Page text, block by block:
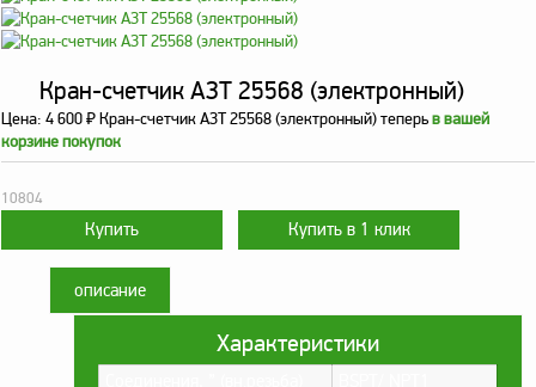
Погружные насосы к
ТРК и ГРК
Запасные части к ТРК
и ГРК
Электронное
ТОПАЗ
Пульты управления,
контроллеры
Устройства громкой
Кран-счетчик АЗТ 25568 (электронный)
Цена: 4 600₽Кран-счетчик АЗТ 25568 (электронный) теперьв вашей
корзине покупок
10804
описание
Характеристики